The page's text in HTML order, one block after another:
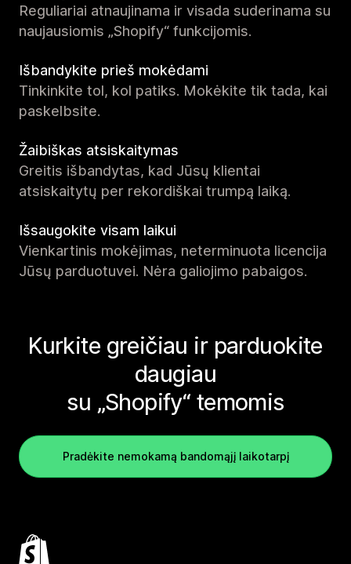
Reguliariai atnaujinama ir visada suderinama su
naujausiomis „Shopify“ funkcijomis.
Išbandykite prieš mokėdami
Tinkinkite tol, kol patiks. Mokėkite tik tada, kai
paskelbsite.
Žaibiškas atsiskaitymas
Greitis išbandytas, kad Jūsų klientai
atsiskaitytų per rekordiškai trumpą laiką.
Išsaugokite visam laikui
Vienkartinis mokėjimas, neterminuota licencija
Jūsų parduotuvei. Nėra galiojimo pabaigos.
Kurkite greičiau ir parduokite
daugiau
su „Shopify“ temomis
Pradėkite nemokamą bandomąjį laikotarpį